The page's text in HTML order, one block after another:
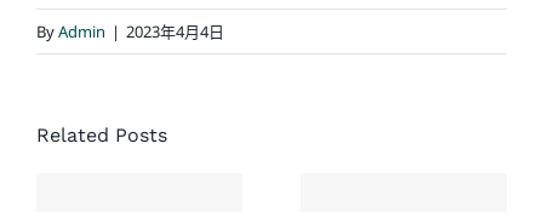
ByAdmin | 2023年4月4日
Related Posts